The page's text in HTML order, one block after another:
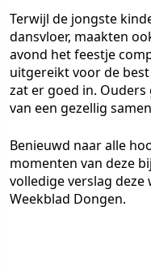
Terwijl de jongste
dansvloer, maakten
avond het feestje
uitgereikt voor de
zat er goed in.
van een gezellig
Benieuwd naar alle
momenten van deze
volledige verslag deze
Weekblad Dongen.